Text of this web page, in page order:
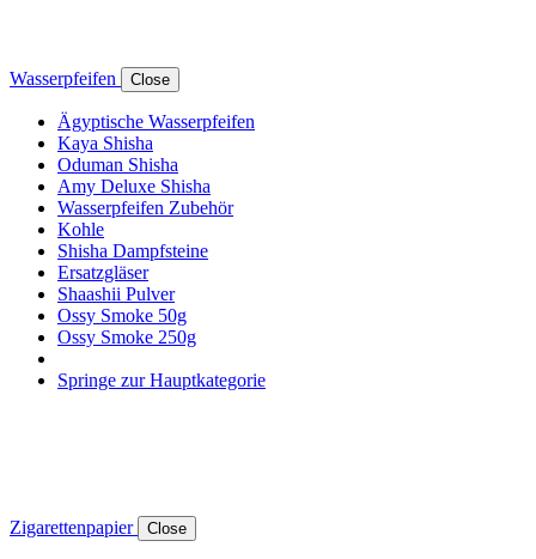
Wasserpfeifen Close
Ägyptische Wasserpfeifen
Kaya Shisha
Oduman Shisha
Amy Deluxe Shisha
Wasserpfeifen Zubehör
Kohle
Shisha Dampfsteine
Ersatzgläser
Shaashii Pulver
Ossy Smoke 50g
Ossy Smoke 250g
Springe zur Hauptkategorie
Zigarettenpapier Close